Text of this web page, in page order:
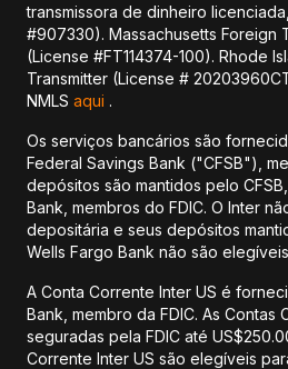
transmissora de dinheiro
#907330). Massachusetts Foreign
(License #FT114374-100). Rhode
Transmitter (License #
NMLS aqui .
Os serviços bancários são
Federal Savings Bank ("CFSB"),
depósitos são mantidos pelo
Bank, membros do FDIC. O Inter
depositária e seus depósitos
Wells Fargo Bank não são
A Conta Corrente Inter US é
Bank, membro da FDIC. As Contas
seguradas pela FDIC até
Corrente Inter US são elegíveis